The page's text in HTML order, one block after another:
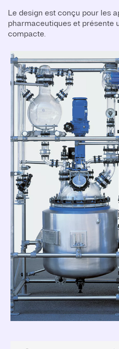
Le design est conçu pour les
pharmaceutiques et présente
compacte.